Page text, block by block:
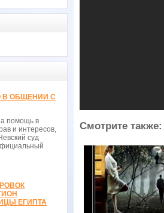
В ОБЩЕНИИ С
помощь в
и интересов,
суд
ЕГИПТА
Смотрите также: